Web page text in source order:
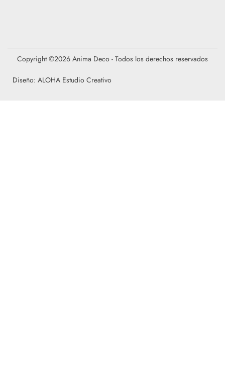
Diseño: ALOHA Estudio Creativo
Copyright ©2026 Anima Deco - Todos los derechos reservados